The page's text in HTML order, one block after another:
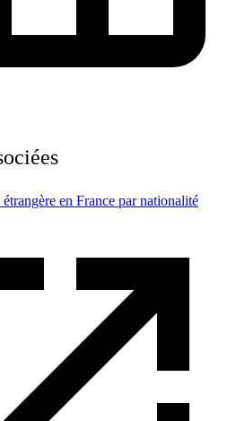
en France par nationalité